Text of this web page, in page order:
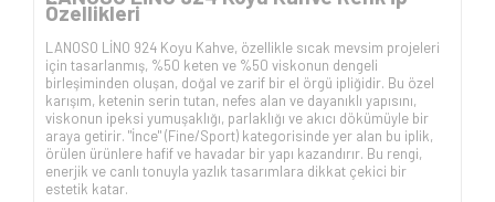
Özellikleri
LANOSO LİNO 924 Koyu Kahve, özellikle sıcak mevsim projeleri
için tasarlanmış, %50 keten ve %50 viskonun dengeli
birleşiminden oluşan, doğal ve zarif bir el örgü ipliğidir. Bu özel
karışım, ketenin serin tutan, nefes alan ve dayanıklı yapısını,
viskonun ipeksi yumuşaklığı, parlaklığı ve akıcı dökümüyle bir
araya getirir. "İnce" (Fine/Sport) kategorisinde yer alan bu iplik,
örülen ürünlere hafif ve havadar bir yapı kazandırır. Bu rengi,
enerjik ve canlı tonuyla yazlık tasarımlara dikkat çekici bir
estetik katar.